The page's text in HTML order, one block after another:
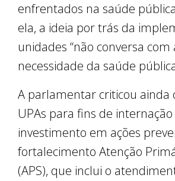
enfrentados na saúde
ela, a ideia por trás da
unidades “não conversa com
necessidade da saúde
A parlamentar criticou ainda
UPAs para fins de
investimento em ações
fortalecimento Atenção
(APS), que inclui o